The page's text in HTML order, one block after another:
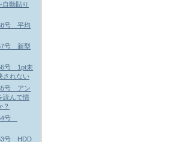
動貼り
号 平均
号 新型
号 1pt未
されない
号 アン
読んで情
？
号
号 HDD